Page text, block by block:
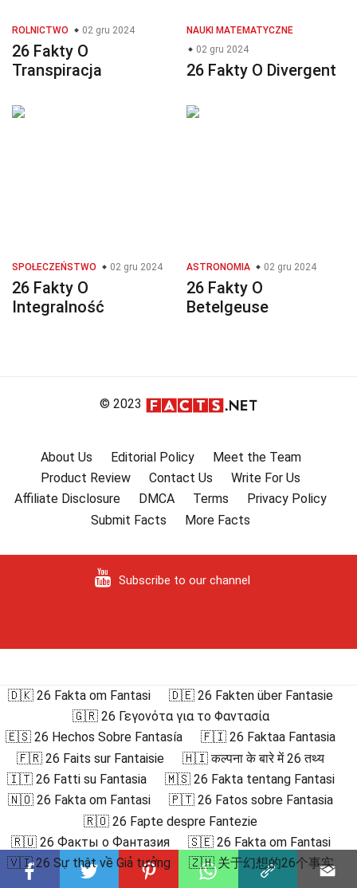
ROLNICTWO 02 gru 2024
26 Fakty O
Transpiracja
NAUKI MATEMATYCZNE
02 gru 2024
26 Fakty O Divergent
SPOŁECZEŃSTWO 02 gru 2024
26 Fakty O
Integralność
ASTRONOMIA 02 gru 2024
26 Fakty O
Betelgeuse
© 2023
About Us Editorial Policy
Meet the Team
Product Review
Contact Us
Write For Us
Affiliate Disclosure
DMCA Terms
Privacy Policy
Submit Facts
More Facts
Subscribe to our channel
🇩🇰 26 Fakta om Fantasi
🇩🇪 26 Fakten über Fantasie
🇬🇷 26 Γεγονότα για το Φαντασία
🇪🇸 26 Hechos Sobre Fantasía
🇫🇮 26 Faktaa Fantasia
🇫🇷 26 Faits sur Fantaisie
🇭🇮 कल्पना के बारे में 26 तथ्य
🇮🇹 26 Fatti su Fantasia
🇲🇸 26 Fakta tentang Fantasi
🇳🇴 26 Fakta om Fantasi
🇵🇹 26 Fatos sobre Fantasia
🇷🇴 26 Fapte despre Fantezie
🇷🇺 26 Факты о Фантазия
🇸🇪 26 Fakta om Fantasi
🇻🇮 26 Sự thật về Giả tưởng
🇿🇭 关于幻想的26个事实